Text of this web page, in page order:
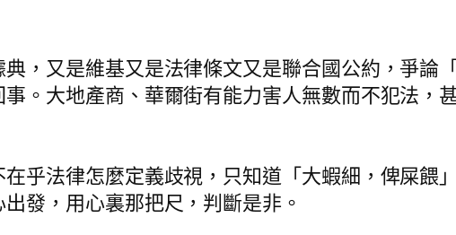
，又是維基又是法律條文又是聯合國公約，爭論
。大地產商、華爾街有能力害人無數而不犯法，
乎法律怎麼定義歧視，只知道「大蝦細，俾屎餵
發，用心裏那把尺，判斷是非。